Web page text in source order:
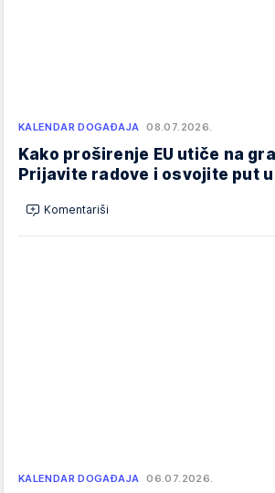
KALENDAR DOGAĐAJA 08.07.2026.
Kako proširenje EU utiče na
Prijavite radove i osvojite put
Komentariši
KALENDAR DOGAĐAJA 06.07.2026.